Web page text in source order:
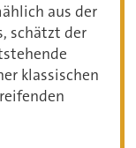
aus der
schätzt der
klassischen